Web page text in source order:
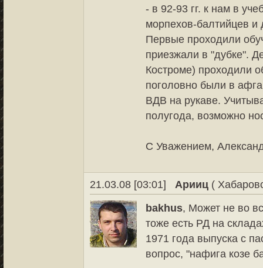
- в 92-93 гг. к нам в
морпехов-балтийцев и
Первые проходили
приезжали в "дубке".
Костроме) проходили
поголовно были в
ВДВ на рукаве.
полугода, возможно
С Уважением,
21.03.08 [03:01] Арииц (
bakhus, Может не во
тоже есть РД на
1971 года выпуска с
вопрос, "нафига козе